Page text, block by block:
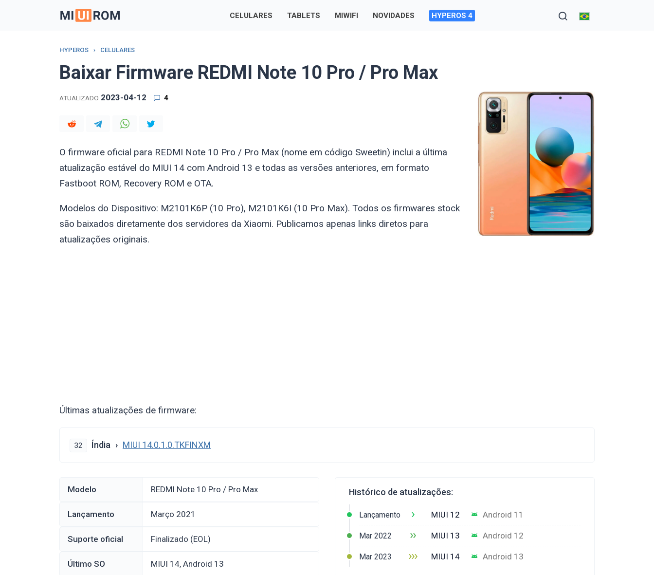
CELULARES TABLETS MIWIFI NOVIDADES HYPEROS 4
HYPEROS › CELULARES
Baixar Firmware REDMI Note 10 Pro / Pro Max
ATUALIZADO 2023-04-12 4
O firmware oficial para REDMI Note 10 Pro / Pro Max (nome em código Sweetin) inclui a última
atualização estável do MIUI 14 com Android 13 e todas as versões anteriores, em formato
Fastboot ROM, Recovery ROM e OTA.
Modelos do Dispositivo: M2101K6P (10 Pro), M2101K6I (10 Pro Max). Todos os firmwares stock
são baixados diretamente dos servidores da Xiaomi. Publicamos apenas links diretos para
atualizações originais.
Últimas atualizações de firmware:
32 Índia MIUI 14.0.1.0.TKFINXM
Modelo REDMI Note 10 Pro / Pro Max
Lançamento março 2021
Suporte oficial Finalizado (EOL)
Último SO MIUI 14, Android 13
Histórico de atualizações:
Lançamento › MIUI 12 Android 11
Mar 2022 ›› MIUI 13 Android 12
Mar 2023 ››› MIUI 14 Android 13